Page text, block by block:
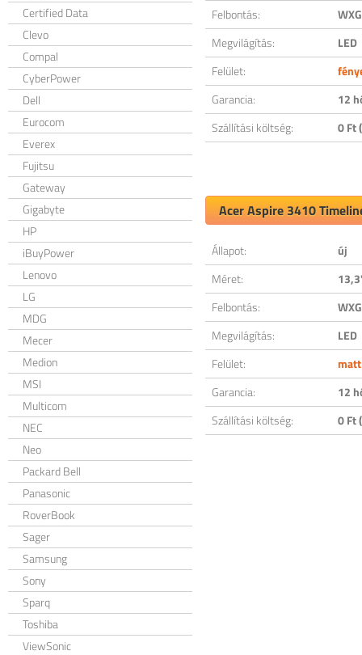
Certified Data
Clevo
Compal
CyberPower
Dell
Eurocom
Everex
Fujitsu
Gateway
Gigabyte
HP
iBuyPower
Lenovo
LG
MDG
Mecer
Medion
MSI
Multicom
NEC
Neo
Packard Bell
Panasonic
RoverBook
Sager
Samsung
Sony
Sparq
Toshiba
ViewSonic
Felbontás:
Megvilágítás:
LED
Felület:
Garancia:
12
Szállítási költség:
0 Ft
Acer Aspire 3410
Állapot:
új
Méret:
Felbontás:
Megvilágítás:
LED
Felület:
matt
Garancia:
12
Szállítási költség:
0 Ft